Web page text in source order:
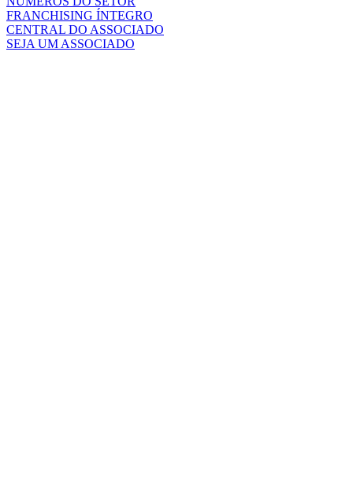
FRANCHISING ÍNTEGRO
CENTRAL DO ASSOCIADO
SEJA UM ASSOCIADO